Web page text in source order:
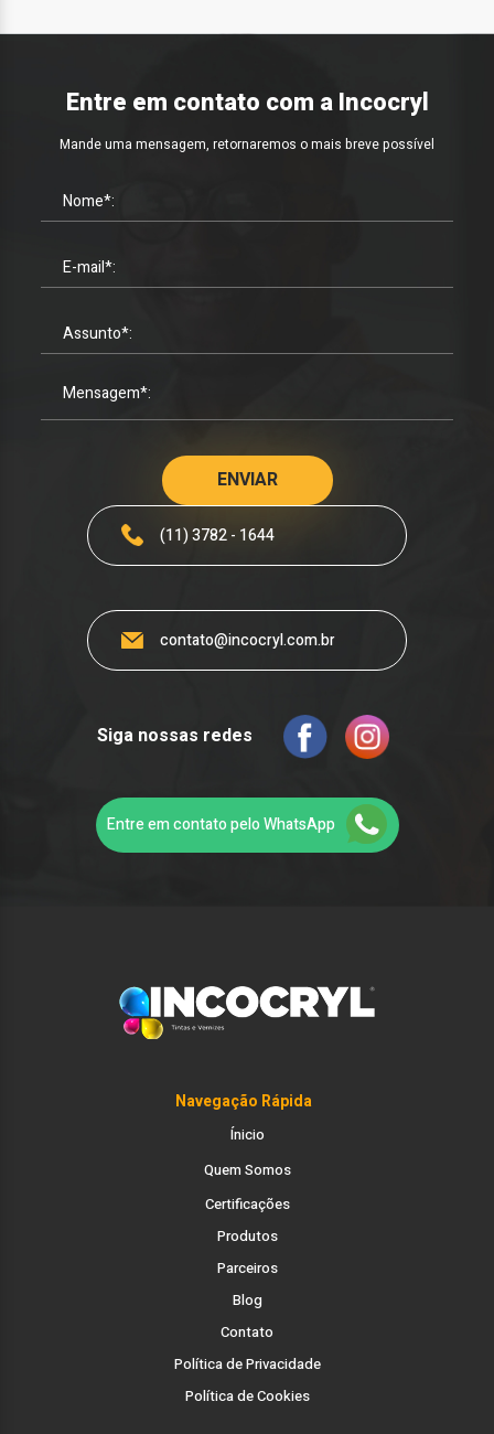
Entre em contato com a Incocryl
Mande uma mensagem, retornaremos o mais breve possível
(11) 3782 - 1644
contato@incocryl.com.br
Siga nossas redes
Entre em contato pelo WhatsApp
Navegação Rápida
Ínicio
Quem Somos
Certificações
Produtos
Parceiros
Blog
Contato
Política de Privacidade
Política de Cookies